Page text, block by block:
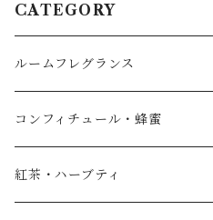
CATEGORY
ルームフレグランス
コンフィチュール・蜂蜜
紅茶・ハーブティ